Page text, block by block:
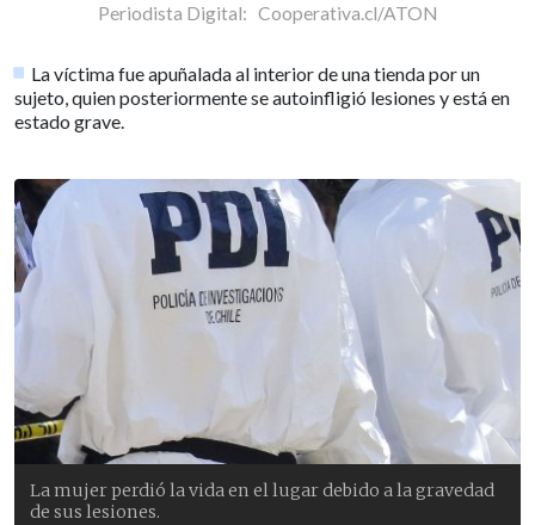
Periodista Digital: Cooperativa.cl/ATON
La víctima fue apuñalada al interior de una tienda por un
sujeto, quien posteriormente se autoinfligió lesiones y está en
estado grave.
La mujer perdió la vida en el lugar debido a la gravedad
de sus lesiones.